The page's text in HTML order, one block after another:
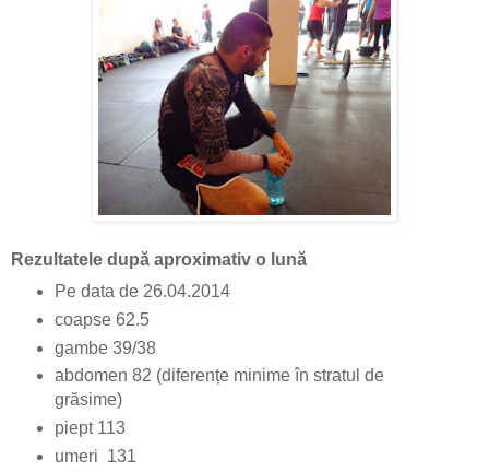
Rezultatele după aproximativ o lună
Pe data de 26.04.2014
coapse 62.5
gambe 39/38
abdomen 82 (diferențe minime în stratul de
grăsime)
piept 113
umeri 131